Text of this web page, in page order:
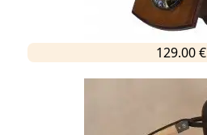
129.00 €